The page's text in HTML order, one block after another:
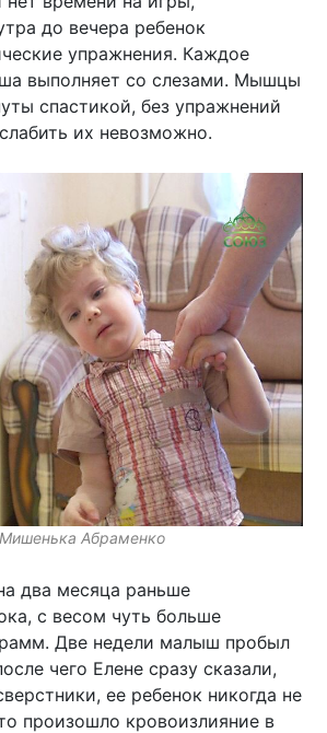
до вечера ребенок
упражнения. Каждое
выполняет со слезами. Мышцы
спастикой, без упражнений
их невозможно.
Мишенька Абраменко
два месяца раньше
с весом чуть больше
Две недели малыш пробыл
чего Елене сразу сказали,
ее ребенок никогда не
произошло кровоизлияние в